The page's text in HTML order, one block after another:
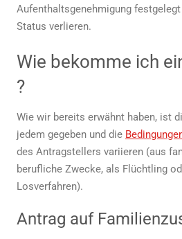
Aufenthaltsgenehmigung
Status verlieren.
Wie bekomme ich
?
Wie wir bereits erwähnt haben, ist
jedem gegeben und die
des Antragstellers variieren (aus
berufliche Zwecke, als Flüchtling
Losverfahren).
Antrag auf